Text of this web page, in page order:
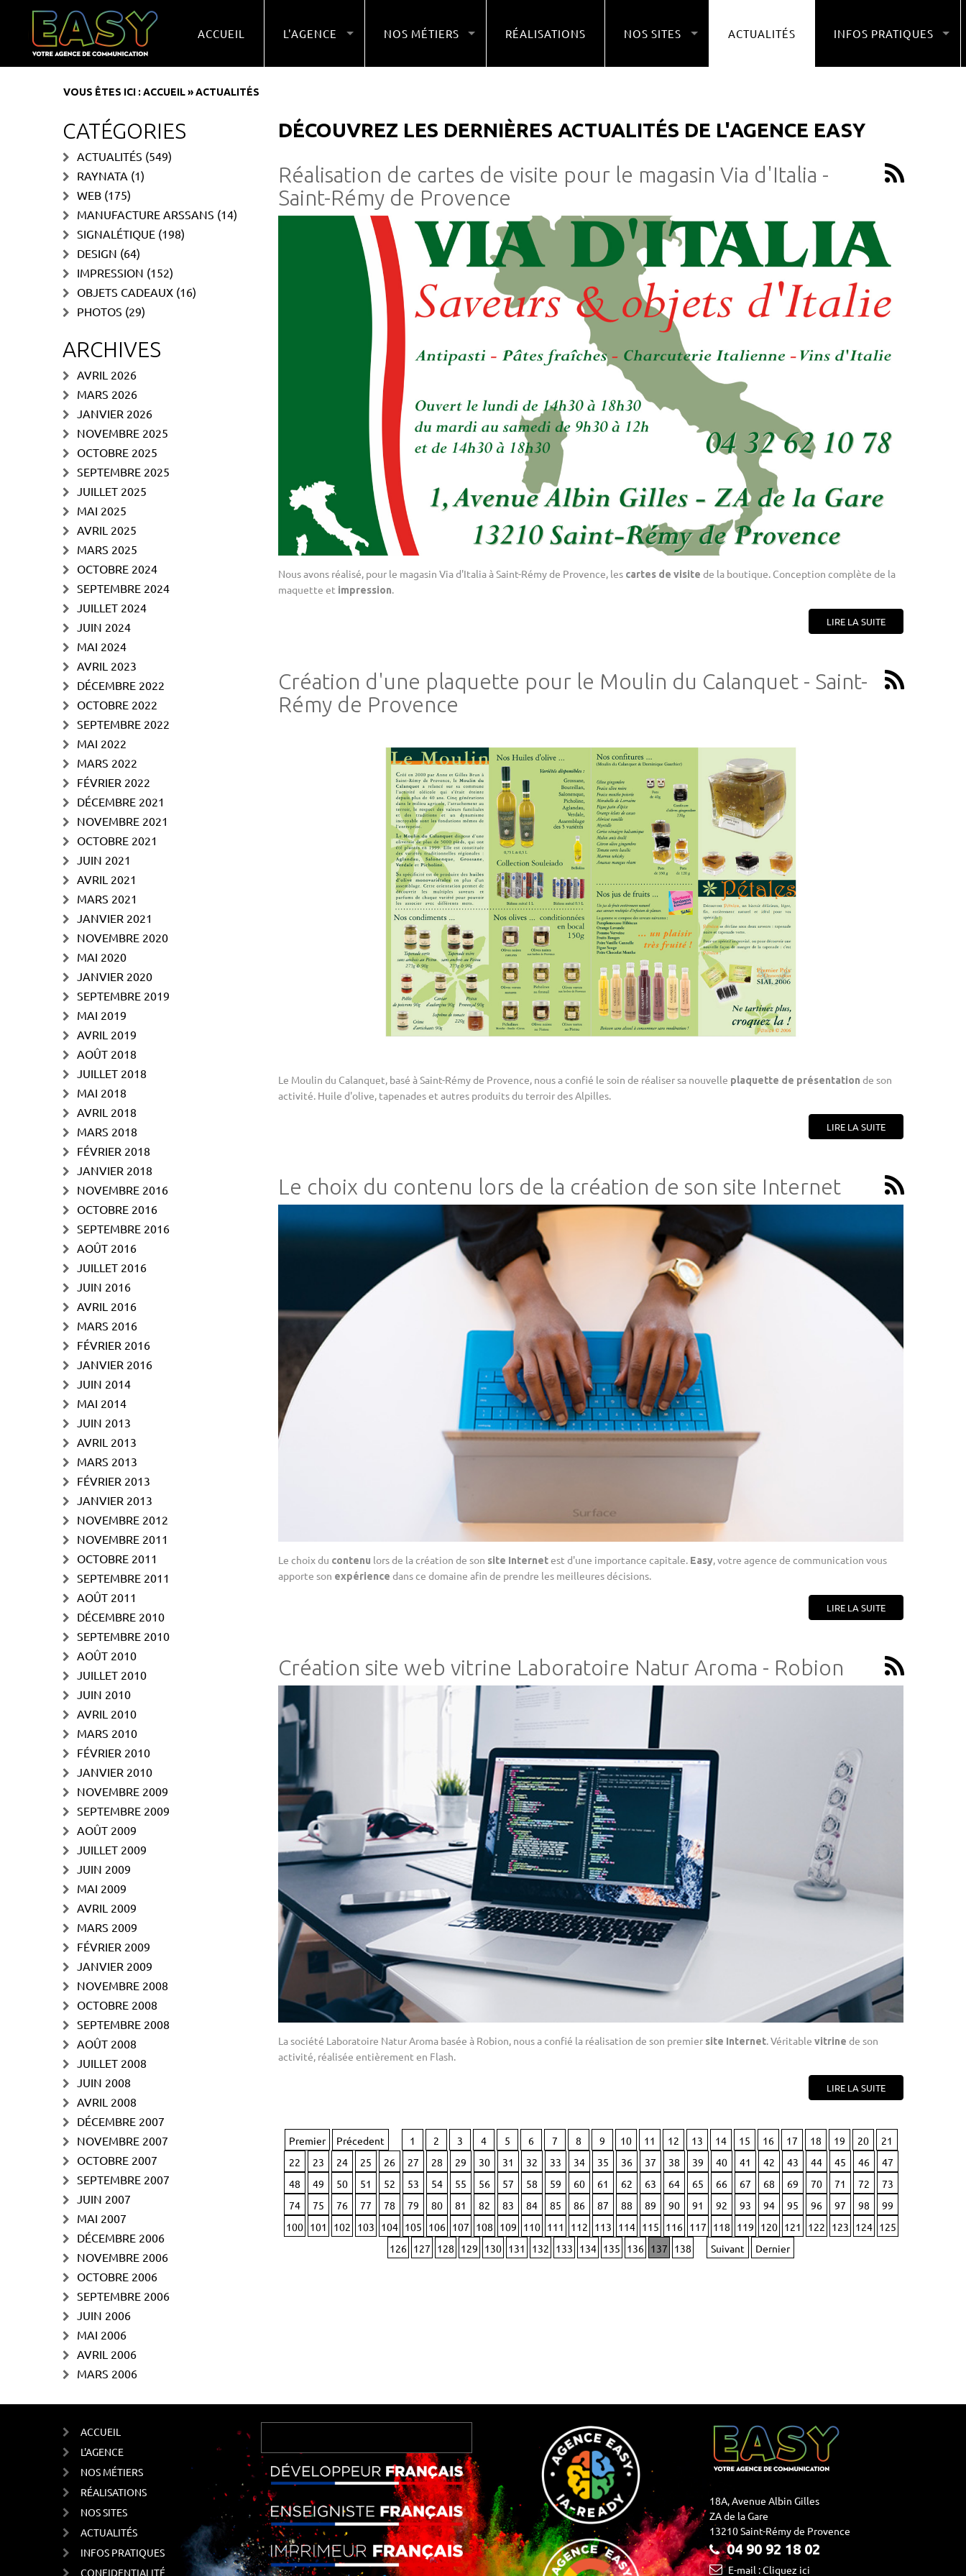
ACCUEIL L'AGENCE NOS MÉTIERS RÉALISATIONS NOS SITES ACTUALITÉS INFOS PRATIQUES
VOUS ÊTES ICI : ACCUEIL»ACTUALITÉS
DÉCOUVREZ LES DERNIÈRES ACTUALITÉS DE L'AGENCE EASY
Réalisation de cartes de visite pour le magasin Via d'Italia -
Saint-Rémy de Provence
Nous avons réalisé, pour le magasin Via d'Italia à Saint-Rémy de Provence, les cartes de visite de la boutique. Conception complète de la
maquette et impression.
LIRE LA SUITE
Création d'une plaquette pour le Moulin du Calanquet - Saint-
Rémy de Provence
Le Moulin du Calanquet, basé à Saint-Rémy de Provence, nous a confié le soin de réaliser sa nouvelle plaquette de présentation de son
activité. Huile d'olive, tapenades et autres produits du terroir des Alpilles.
LIRE LA SUITE
Le choix du contenu lors de la création de son site Internet
Le choix du contenu lors de la création de son site Internetest d'une importance capitale. Easy, votre agence de communication vous
apporte son expérience dans ce domaine afin de prendre les meilleures décisions.
LIRE LA SUITE
Création site web vitrine Laboratoire Natur Aroma - Robion
La société Laboratoire Natur Aroma basée à Robion, nous a confié la réalisation de son premier site Internet. Véritable vitrine de son
activité, réalisée entièrement en Flash.
LIRE LA SUITE
Premier Précedent 1 2 3 4 5 6 7 8 9 10 11 12 13 14 15 16 17 18 19 20
21
22
23 24 25 26 27 28 29 30 31 32 33 34 35 36 37 38 39 40 41 42 43 44 45 46
47
48
49 50 51 52 53 54 55 56 57 58 59 60 61 62 63 64 65 66 67 68 69 70 71 72
73
74
75 76 77 78 79 80 81 82 83 84 85 86 87 88 89 90 91 92 93 94 95 96 97 98
99
100 101 102 103 104 105 106 107 108 109 110 111 112 113 114 115 116 117 118 119 120 121 122 123 124 125
126 127 128 129 130 131 132 133 134 135 136 137 138 Suivant Dernier
CATÉGORIES
ACTUALITÉS (549)
RAYNATA (1)
WEB (175)
MANUFACTURE ARSSANS (14)
SIGNALÉTIQUE (198)
DESIGN (64)
IMPRESSION (152)
OBJETS CADEAUX (16)
PHOTOS (29)
ARCHIVES
AVRIL 2026
MARS 2026
JANVIER 2026
NOVEMBRE 2025
OCTOBRE 2025
SEPTEMBRE 2025
JUILLET 2025
MAI 2025
AVRIL 2025
MARS 2025
OCTOBRE 2024
SEPTEMBRE 2024
JUILLET 2024
JUIN 2024
MAI 2024
AVRIL 2023
DÉCEMBRE 2022
OCTOBRE 2022
SEPTEMBRE 2022
MAI 2022
MARS 2022
FÉVRIER 2022
DÉCEMBRE 2021
NOVEMBRE 2021
OCTOBRE 2021
JUIN 2021
AVRIL 2021
MARS 2021
JANVIER 2021
NOVEMBRE 2020
MAI 2020
JANVIER 2020
SEPTEMBRE 2019
MAI 2019
AVRIL 2019
AOÛT 2018
JUILLET 2018
MAI 2018
AVRIL 2018
MARS 2018
FÉVRIER 2018
JANVIER 2018
NOVEMBRE 2016
OCTOBRE 2016
SEPTEMBRE 2016
AOÛT 2016
JUILLET 2016
JUIN 2016
AVRIL 2016
MARS 2016
FÉVRIER 2016
JANVIER 2016
JUIN 2014
MAI 2014
JUIN 2013
AVRIL 2013
MARS 2013
FÉVRIER 2013
JANVIER 2013
NOVEMBRE 2012
NOVEMBRE 2011
OCTOBRE 2011
SEPTEMBRE 2011
AOÛT 2011
DÉCEMBRE 2010
SEPTEMBRE 2010
AOÛT 2010
JUILLET 2010
JUIN 2010
AVRIL 2010
MARS 2010
FÉVRIER 2010
JANVIER 2010
NOVEMBRE 2009
SEPTEMBRE 2009
AOÛT 2009
JUILLET 2009
JUIN 2009
MAI 2009
AVRIL 2009
MARS 2009
FÉVRIER 2009
JANVIER 2009
NOVEMBRE 2008
OCTOBRE 2008
SEPTEMBRE 2008
AOÛT 2008
JUILLET 2008
JUIN 2008
AVRIL 2008
DÉCEMBRE 2007
NOVEMBRE 2007
OCTOBRE 2007
SEPTEMBRE 2007
JUIN 2007
MAI 2007
DÉCEMBRE 2006
NOVEMBRE 2006
OCTOBRE 2006
SEPTEMBRE 2006
JUIN 2006
MAI 2006
AVRIL 2006
MARS 2006
ACCUEIL
L'AGENCE
NOS MÉTIERS
RÉALISATIONS
NOS SITES
ACTUALITÉS
INFOS PRATIQUES
CONFIDENTIALITÉ
18A, Avenue Albin Gilles
ZA de la Gare
13210 Saint-Rémy de Provence
04 90 92 18 02
E-mail : Cliquez ici